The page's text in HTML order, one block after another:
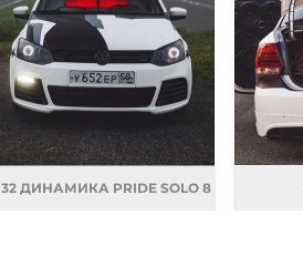
32 ДИНАМИКА PRIDE SOLO 8